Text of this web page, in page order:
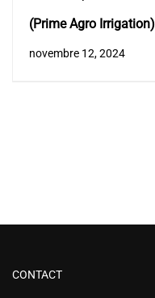
(Prime Agro Irrigation)
المدرسة الوطنية العليا
novembre 12, 2024
CONTACT